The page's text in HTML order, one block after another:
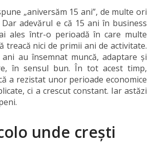
„aniversăm 15 ani”, de multe ori
Dar adevărul e că 15 ani în business
ales într-o perioadă în care multe
treacă nici de primii ani de activitate.
au însemnat muncă, adaptare și
în sensul bun. În tot acest timp,
a rezistat unor perioade economice
ci a crescut constant. Iar astăzi
unde crești